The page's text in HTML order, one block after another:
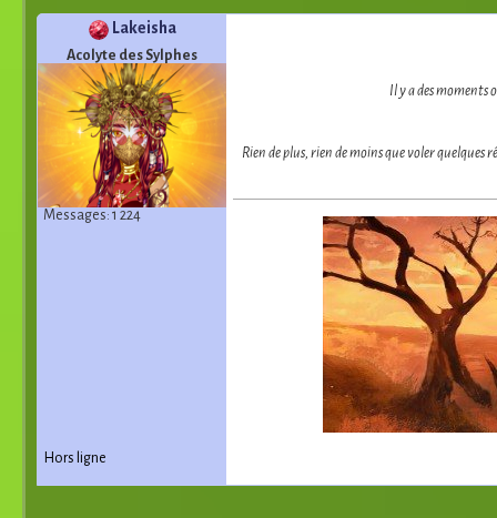
Lakeisha
Acolyte des Sylphes
Messages: 1 224
Il y a des moments
Rien de plus, rien de moins que voler quelques
Hors ligne